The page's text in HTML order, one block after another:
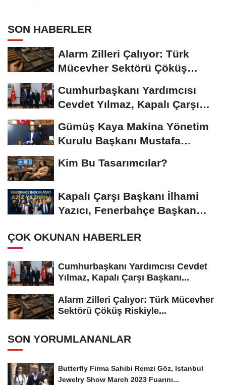
SON HABERLER
Alarm Zilleri Çalıyor: Türk
Mücevher Sektörü Çöküş
Cumhurbaşkanı Yardımcısı
Cevdet Yılmaz, Kapalı Çarşı
Gümüş Kaya Makina Yönetim
Kurulu Başkanı Mustafa
Kim Bu Tasarımcılar?
Kapalı Çarşı Başkanı İlhami
Yazıcı, Fenerbahçe Başkan
ÇOK OKUNAN HABERLER
Cumhurbaşkanı Yardımcısı Cevdet
Yılmaz, Kapalı Çarşı Başkanı...
Alarm Zilleri Çalıyor: Türk Mücevher
Sektörü Çöküş Riskiyle...
SON YORUMLANANLAR
Butterfly Firma Sahibi Remzi Göz, Istanbul
Jewelry Show March 2023 Fuarını...